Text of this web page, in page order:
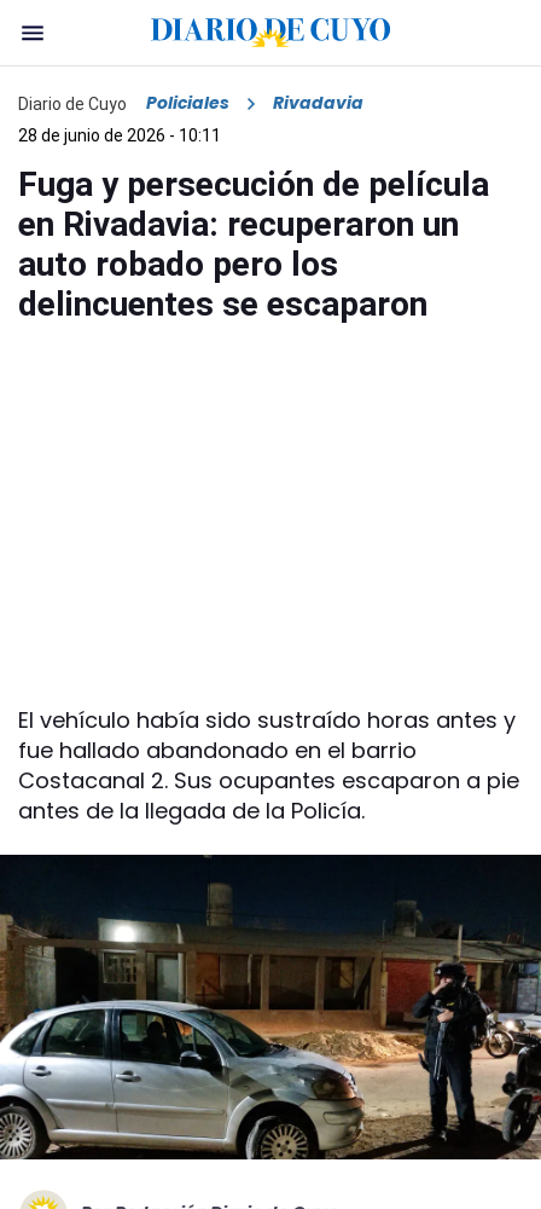
Diario de Cuyo Policiales Rivadavia
28 de junio de 2026 - 10:11
Fuga y persecución de película
en Rivadavia: recuperaron un
auto robado pero los
delincuentes se escaparon
El vehículo había sido sustraído horas antes y
fue hallado abandonado en el barrio
Costacanal 2. Sus ocupantes escaparon a pie
antes de la llegada de la Policía.